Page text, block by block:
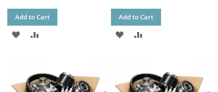
Add to Cart
ADD
LIST
Add to Cart
ADD
LIST